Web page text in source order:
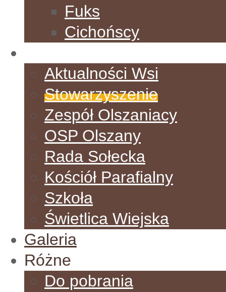
Fuks
Cichońscy
Aktualności Wsi
Stowarzyszenie
Zespół Olszaniacy
OSP Olszany
Rada Sołecka
Kościół Parafialny
Szkoła
Świetlica Wiejska
Galeria
Różne
Do pobrania